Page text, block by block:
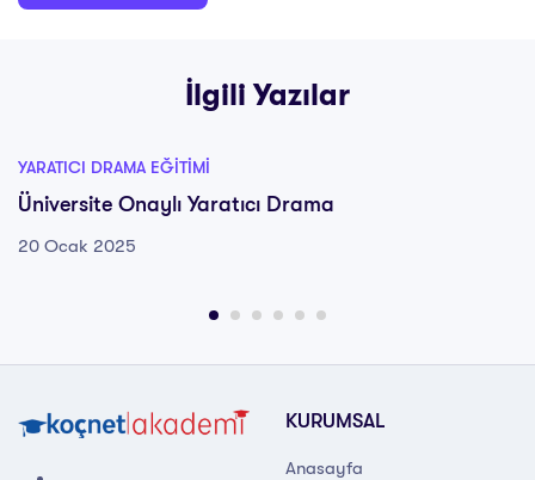
İlgili Yazılar
YARATICI DRAMA EĞITIMI
Üniversite Onaylı Yaratıcı Drama
20 Ocak 2025
KURUMSAL
Anasayfa